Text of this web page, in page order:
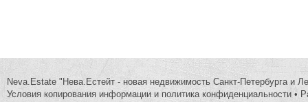
Neva.Estate "Нева.Естейт - новая недвижимость Санкт-Петербурга и
Условия копирования информации и политика конфиденциальности •